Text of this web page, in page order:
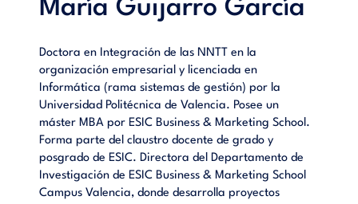
María Guijarro García
Doctora en Integración de las NNTT en la
organización empresarial y licenciada en
Informática (rama sistemas de gestión) por la
Universidad Politécnica de Valencia. Posee un
máster MBA por ESIC Business & Marketing School.
Forma parte del claustro docente de grado y
posgrado de ESIC. Directora del Departamento de
Investigación de ESIC Business & Marketing School
Campus Valencia, donde desarrolla proyectos